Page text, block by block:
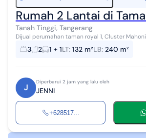
Rumah 2 Lantai di
Tanah Tinggi, Tangerang
Dijual perumahan taman royal 1, Cluster Mahoni
LB : kurleb 240m2 Ukuran : 6 x 22 2 Lantai KT : 3
(Sudah pas...
3 2 1 + 1LT: 132 m²LB: 240 m²
J
Diperbarui 2 jam yang lalu oleh
JENNI
+628517...